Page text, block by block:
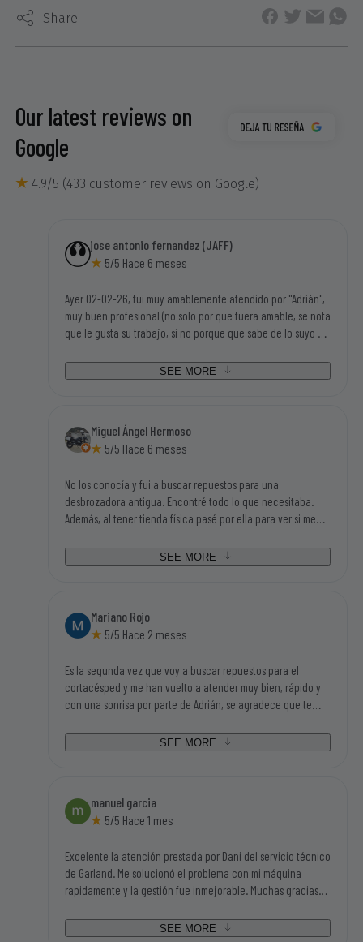
Share
Our latest reviews on
Google
4.9/5 (433 customer reviews on Google)
jose antonio fernandez (JAFF)
5/5 Hace 6 meses
Ayer 02-02-26, fui muy amablemente atendido por "Adrián",
muy buen profesional (no solo por que fuera amable, se nota
que le gusta su trabajo, si no porque que sabe de lo suyo y
disponian de los repuestos que necesitaba para poder
seguir utilizandola. Tampoco me parecieron caros los
piezas que necesitaba y con buen precio). Gracias sin duda
volveré a su tienda.
SEE MORE
Miguel Ángel Hermoso
5/5 Hace 6 meses
No los conocía y fui a buscar repuestos para una
desbrozadora antigua. Encontré todo lo que necesitaba.
Además, al tener tienda física pasé por ella para ver si me
chico que me atendió, me ayudo en todas mis dudas y me
asesoró fenomenal. Además de un trato magnifico. Sin duda,
SEE MORE
Mariano Rojo
5/5 Hace 2 meses
Es la segunda vez que voy a buscar repuestos para el
cortacésped y me han vuelto a atender muy bien, rápido y
con una sonrisa por parte de Adrián, se agradece que te
tenían todo lo que iba buscando así que tengo que darle mi
enhorabuena a ésta empresa.
SEE MORE
manuel garcia
5/5 Hace 1 mes
Excelente la atención prestada por Dani del servicio técnico
de Garland. Me solucionó el problema con mi máquina
rapidamente y la gestión fue inmejorable. Muchas gracias
SEE MORE